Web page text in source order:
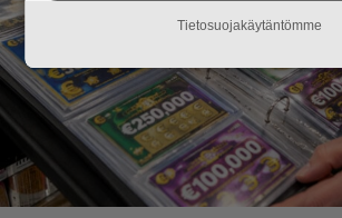
Tietosuojakäytäntömme